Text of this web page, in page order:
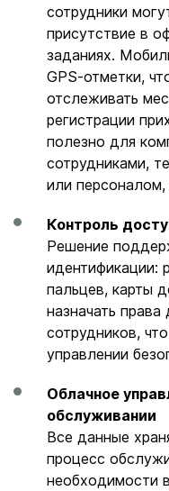
сотрудники
присутствие в
заданиях.
GPS‑отметки,
отслеживать
регистрации
полезно для
сотрудниками,
или
Контроль
Решение
идентификации:
пальцев, карты
назначать
сотрудников,
управлении
Облачное
обслуживании
Все данные
процесс
необходимости